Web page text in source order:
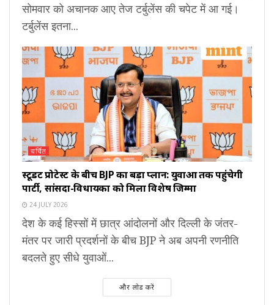
सोमवार को अचानक आए तेज टर्बुलेंस की चपेट में आ गई।
टर्बुलेंस इतना...
चर्चित
स्टूडेंट प्रोटेस्ट के बीच BJP का बड़ा प्लान: युवाओं तक पहुंचेगी
पार्टी, सांसदों-विधायकों को मिला विशेष जिम्मा
24 JULY 2026
देश के कई हिस्सों में छात्र आंदोलनों और दिल्ली के जंतर-
मंतर पर जारी प्रदर्शनों के बीच BJP ने अब अपनी रणनीति
बदलते हुए सीधे युवाओं...
और लोड करें